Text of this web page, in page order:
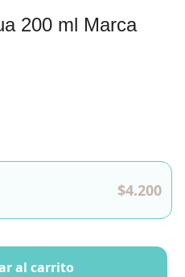
200 ml Marca
$4.200
al carrito